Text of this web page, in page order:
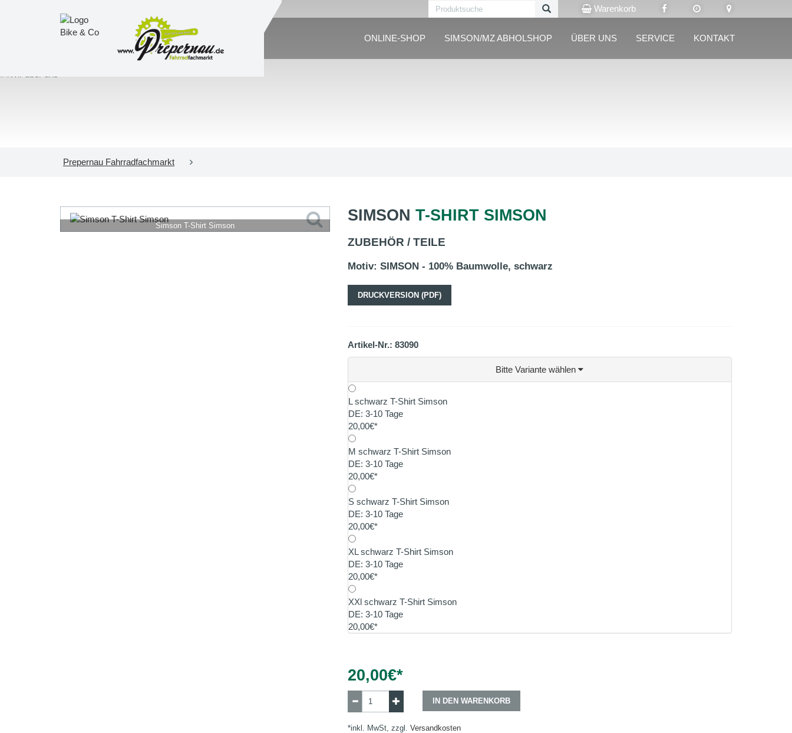
Warenkorb
ONLINE-SHOP SIMSON/MZ ABHOLSHOP ÜBER UNS SERVICE KONTAKT
Prepernau Fahrradfachmarkt
Simson T-Shirt Simson
SIMSON T-SHIRT SIMSON
ZUBEHÖR / TEILE
Motiv: SIMSON - 100% Baumwolle, schwarz
DRUCKVERSION (PDF)
Artikel-Nr.: 83090
Bitte Variante wählen
L schwarz T-Shirt Simson
DE: 3-10 Tage
20,00€*
M schwarz T-Shirt Simson
DE: 3-10 Tage
20,00€*
S schwarz T-Shirt Simson
DE: 3-10 Tage
20,00€*
XL schwarz T-Shirt Simson
DE: 3-10 Tage
20,00€*
XXl schwarz T-Shirt Simson
DE: 3-10 Tage
20,00€*
20,00€*
IN DEN WARENKORB
*inkl. MwSt, zzgl. Versandkosten